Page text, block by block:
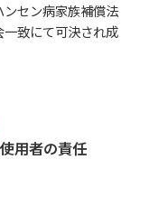
セン病家族補償法
致にて可決され成
用者の責任